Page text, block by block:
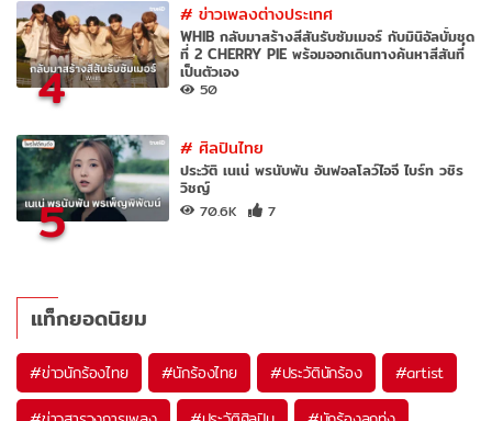
4
#ข่าวเพลงต่างประเทศ
WHIB กลับมาสร้างสีสันรับซัมเมอร์ กับมินิอัลบั้มชุด
ที่ 2 CHERRY PIE พร้อมออกเดินทางค้นหาสีสันที่
เป็นตัวเอง
50
5
#ศิลปินไทย
ประวัติ เนเน่ พรนับพัน อันฟอลโลว์ไอจี ไบร์ท วชิร
วิชญ์
70.6K 7
แท็กยอดนิยม
#ข่าวนักร้องไทย #นักร้องไทย #ประวัตินักร้อง #artist